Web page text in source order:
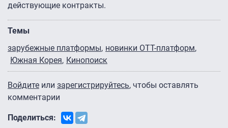
действующие контракты.
Темы
зарубежные платформы новинки ОТТ-платформ
Южная Корея
Кинопоиск
Войдите или зарегистрируйтесь, чтобы оставлять
комментарии
Поделиться: